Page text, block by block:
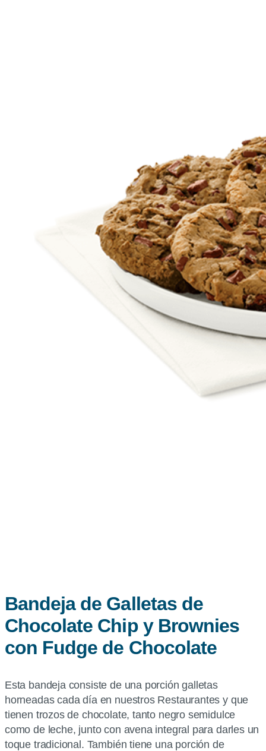
Bandeja de Galletas de
Chocolate Chip y Brownies
con Fudge de Chocolate
Esta bandeja consiste de una porción galletas
horneadas cada día en nuestros Restaurantes y que
tienen trozos de chocolate, tanto negro semidulce
como de leche, junto con avena integral para darles un
toque tradicional. También tiene una porción de